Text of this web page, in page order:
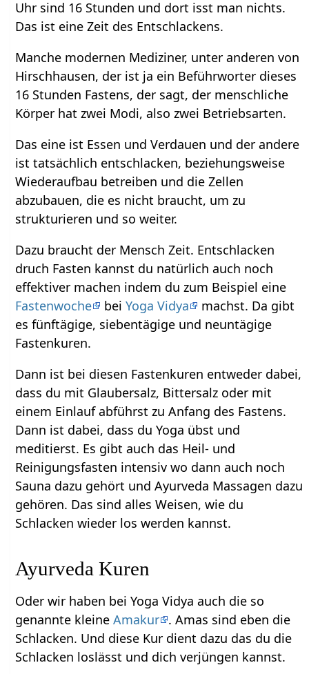
Uhr sind 16 Stunden und dort isst man nichts.
Das ist eine Zeit des Entschlackens.
Manche modernen Mediziner, unter anderen von
Hirschhausen, der ist ja ein Beführworter dieses
16 Stunden Fastens, der sagt, der menschliche
Körper hat zwei Modi, also zwei Betriebsarten.
Das eine ist Essen und Verdauen und der andere
ist tatsächlich entschlacken, beziehungsweise
Wiederaufbau betreiben und die Zellen
abzubauen, die es nicht braucht, um zu
strukturieren und so weiter.
Dazu braucht der Mensch Zeit. Entschlacken
druch Fasten kannst du natürlich auch noch
effektiver machen indem du zum Beispiel eine
Fastenwoche
beiYoga Vidya
machst. Da gibt
es fünftägige, siebentägige und neuntägige
Fastenkuren.
Dann ist bei diesen Fastenkuren entweder dabei,
dass du mit Glaubersalz, Bittersalz oder mit
einem Einlauf abführst zu Anfang des Fastens.
Dann ist dabei, dass du Yoga übst und
meditierst. Es gibt auch das Heil- und
Reinigungsfasten intensiv wo dann auch noch
Sauna dazu gehört und Ayurveda Massagen dazu
gehören. Das sind alles Weisen, wie du
Schlacken wieder los werden kannst.
Ayurveda Kuren
Oder wir haben bei Yoga Vidya auch die so
genannte kleineAmakur . Amas sind eben die
Schlacken. Und diese Kur dient dazu das du die
Schlacken loslässt und dich verjüngen kannst.